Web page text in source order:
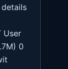
User
0